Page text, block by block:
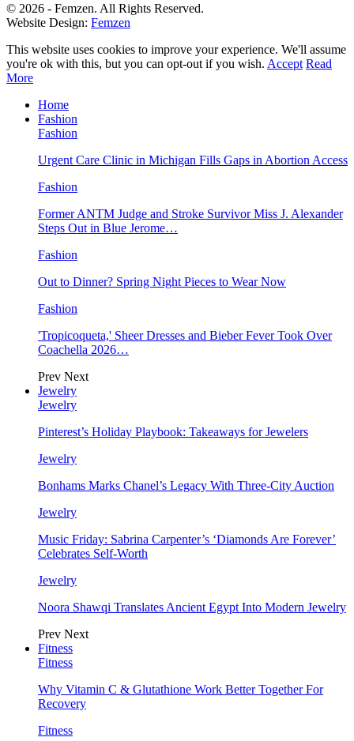
© 2026 - Femzen. All Rights Reserved.
Website Design: Femzen
This website uses cookies to improve your experience. We'll assume
you're ok with this, but you can opt-out if you wish. Accept Read
More
Home
Fashion
Fashion
Urgent Care Clinic in Michigan Fills Gaps in Abortion Access
Fashion
Former ANTM Judge and Stroke Survivor Miss J. Alexander
Steps Out in Blue Jerome…
Fashion
Out to Dinner? Spring Night Pieces to Wear Now
Fashion
'Tropicoqueta,' Sheer Dresses and Bieber Fever Took Over
Coachella 2026…
Prev Next
Jewelry
Jewelry
Pinterest’s Holiday Playbook: Takeaways for Jewelers
Jewelry
Bonhams Marks Chanel’s Legacy With Three-City Auction
Jewelry
Music Friday: Sabrina Carpenter’s ‘Diamonds Are Forever’
Celebrates Self-Worth
Jewelry
Noora Shawqi Translates Ancient Egypt Into Modern Jewelry
Prev Next
Fitness
Fitness
Why Vitamin C & Glutathione Work Better Together For
Recovery
Fitness